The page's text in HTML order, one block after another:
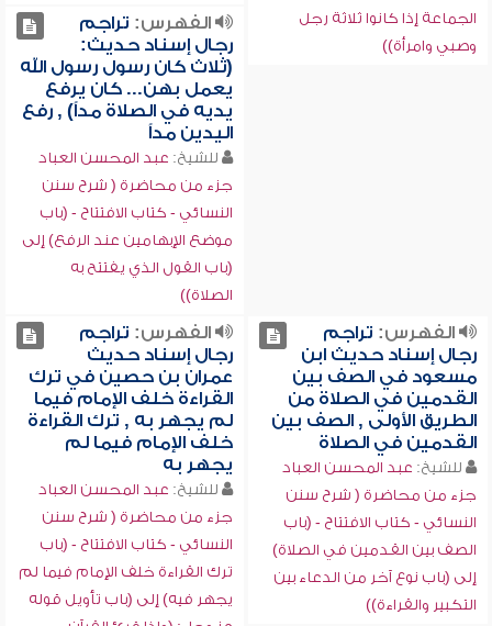
الجماعة إذا كانوا ثلاثة رجل
وصبي وامرأة))
الفهرس: تراجم
رجال إسناد حديث:
(ثلاث كان رسول رسول الله
يعمل بهن... كان يرفع
يديه في الصلاة مداً) , رفع
اليدين مداً
للشيخ: عبد المحسن العباد
جزء من محاضرة ( شرح سنن
النسائي - كتاب الافتتاح - (باب
موضع الإبهامين عند الرفع) إلى
(باب القول الذي يفتتح به
الصلاة))
الفهرس: تراجم
رجال إسناد حديث ابن
مسعود في الصف بين
القدمين في الصلاة من
الطريق الأولى , الصف بين
القدمين في الصلاة
للشيخ: عبد المحسن العباد
جزء من محاضرة ( شرح سنن
النسائي - كتاب الافتتاح - (باب
الصف بين القدمين في الصلاة)
إلى (باب نوع آخر من الدعاء بين
التكبير والقراءة))
الفهرس: تراجم
رجال إسناد حديث
عمران بن حصين في ترك
القراءة خلف الإمام فيما
لم يجهر به , ترك القراءة
خلف الإمام فيما لم
يجهر به
للشيخ: عبد المحسن العباد
جزء من محاضرة ( شرح سنن
النسائي - كتاب الافتتاح - (باب
ترك القراءة خلف الإمام فيما لم
يجهر فيه) إلى (باب تأويل قوله